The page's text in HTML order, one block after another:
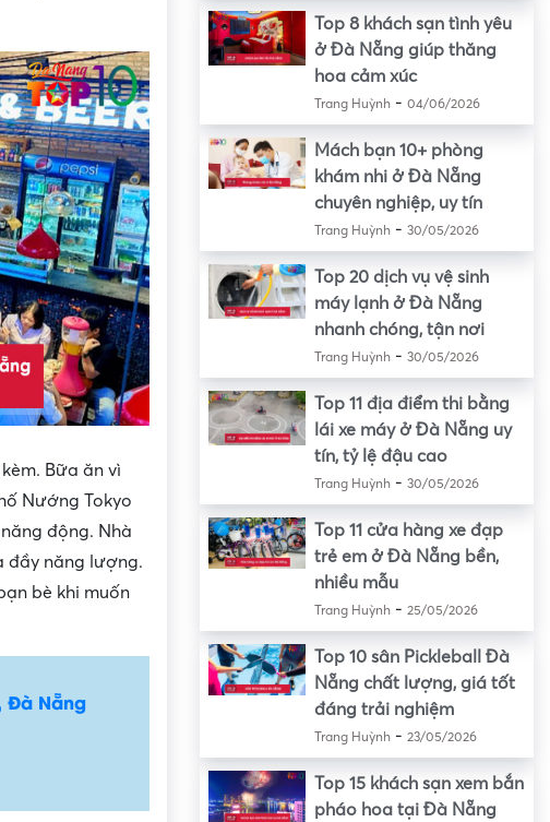
Bữa ăn vì
Nướng Tokyo
động. Nhà
đầy năng lượng.
bè khi muốn
Đà Nẵng
Top 8 khách sạn tình yêu
ở Đà Nẵng giúp thăng
hoa cảm xúc
Trang Huỳnh- 04/06/2026
Mách bạn 10+ phòng
khám nhi ở Đà Nẵng
chuyên nghiệp, uy tín
Trang Huỳnh- 30/05/2026
Top 20 dịch vụ vệ sinh
máy lạnh ở Đà Nẵng
nhanh chóng, tận nơi
Trang Huỳnh- 30/05/2026
Top 11 địa điểm thi bằng
lái xe máy ở Đà Nẵng uy
tín, tỷ lệ đậu cao
Trang Huỳnh- 30/05/2026
Top 11 cửa hàng xe đạp
trẻ em ở Đà Nẵng bền,
nhiều mẫu
Trang Huỳnh- 25/05/2026
Top 10 sân Pickleball Đà
Nẵng chất lượng, giá tốt
đáng trải nghiệm
Trang Huỳnh- 23/05/2026
Top 15 khách sạn xem bắn
pháo hoa tại Đà Nẵng